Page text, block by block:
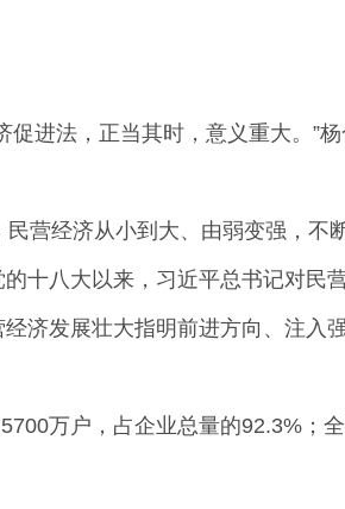
法，正当其时，意义重大。”杨
经济从小到大、由弱变强，不
八大以来，习近平总书记对民
济发展壮大指明前进方向、注入强
万户，占企业总量的92.3%；全